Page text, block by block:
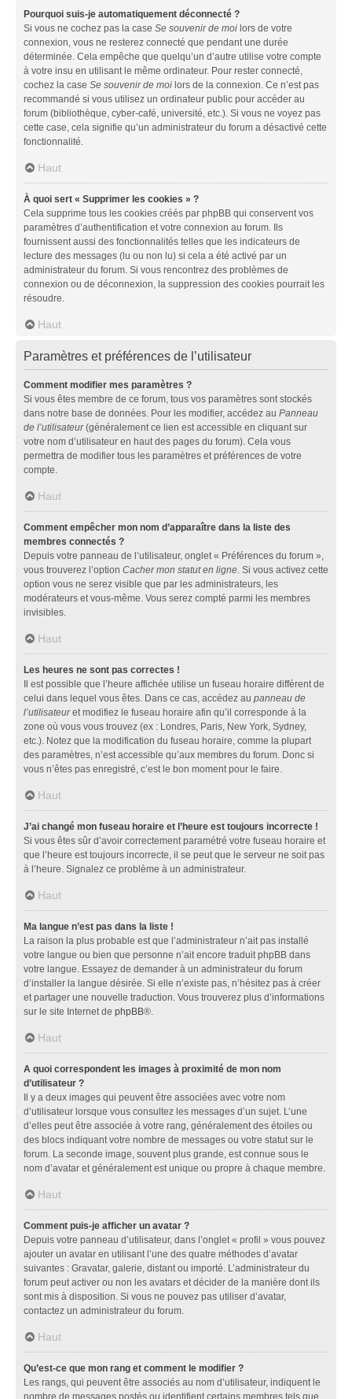
Pourquoi suis-je automatiquement déconnecté ?
Si vous ne cochez pas la case Se souvenir de moi lors de votre
connexion, vous ne resterez connecté que pendant une durée
déterminée. Cela empêche que quelqu’un d’autre utilise votre compte
à votre insu en utilisant le même ordinateur. Pour rester connecté,
cochez la case Se souvenir de moi lors de la connexion. Ce n’est pas
recommandé si vous utilisez un ordinateur public pour accéder au
forum (bibliothèque, cyber-café, université, etc.). Si vous ne voyez pas
cette case, cela signifie qu’un administrateur du forum a désactivé cette
fonctionnalité.
Haut
À quoi sert « Supprimer les cookies » ?
Cela supprime tous les cookies créés par phpBB qui conservent vos
paramètres d’authentification et votre connexion au forum. Ils
fournissent aussi des fonctionnalités telles que les indicateurs de
lecture des messages (lu ou non lu) si cela a été activé par un
administrateur du forum. Si vous rencontrez des problèmes de
connexion ou de déconnexion, la suppression des cookies pourrait les
résoudre.
Haut
Paramètres et préférences de l’utilisateur
Comment modifier mes paramètres ?
Si vous êtes membre de ce forum, tous vos paramètres sont stockés
dans notre base de données. Pour les modifier, accédez au Panneau
de l’utilisateur(généralement ce lien est accessible en cliquant sur
votre nom d’utilisateur en haut des pages du forum). Cela vous
permettra de modifier tous les paramètres et préférences de votre
compte.
Haut
Comment empêcher mon nom d’apparaître dans la liste des
membres connectés ?
Depuis votre panneau de l’utilisateur, onglet « Préférences du forum »,
vous trouverez l’option Cacher mon statut en ligne. Si vous activez cette
option vous ne serez visible que par les administrateurs, les
modérateurs et vous-même. Vous serez compté parmi les membres
invisibles.
Haut
Les heures ne sont pas correctes !
Il est possible que l’heure affichée utilise un fuseau horaire différent de
celui dans lequel vous êtes. Dans ce cas, accédez au panneau de
l’utilisateuret modifiez le fuseau horaire afin qu’il corresponde à la
zone où vous vous trouvez (ex : Londres, Paris, New York, Sydney,
etc.). Notez que la modification du fuseau horaire, comme la plupart
des paramètres, n’est accessible qu’aux membres du forum. Donc si
vous n’êtes pas enregistré, c’est le bon moment pour le faire.
Haut
J’ai changé mon fuseau horaire et l’heure est toujours incorrecte !
Si vous êtes sûr d’avoir correctement paramétré votre fuseau horaire et
que l’heure est toujours incorrecte, il se peut que le serveur ne soit pas
à l’heure. Signalez ce problème à un administrateur.
Haut
Ma langue n’est pas dans la liste !
La raison la plus probable est que l’administrateur n’ait pas installé
votre langue ou bien que personne n’ait encore traduit phpBB dans
votre langue. Essayez de demander à un administrateur du forum
d’installer la langue désirée. Si elle n’existe pas, n’hésitez pas à créer
et partager une nouvelle traduction. Vous trouverez plus d’informations
sur le site Internet de phpBB®.
Haut
A quoi correspondent les images à proximité de mon nom
d’utilisateur ?
Il y a deux images qui peuvent être associées avec votre nom
d’utilisateur lorsque vous consultez les messages d’un sujet. L’une
d’elles peut être associée à votre rang, généralement des étoiles ou
des blocs indiquant votre nombre de messages ou votre statut sur le
forum. La seconde image, souvent plus grande, est connue sous le
nom d’avatar et généralement est unique ou propre à chaque membre.
Haut
Comment puis-je afficher un avatar ?
Depuis votre panneau d’utilisateur, dans l’onglet « profil » vous pouvez
ajouter un avatar en utilisant l’une des quatre méthodes d’avatar
suivantes : Gravatar, galerie, distant ou importé. L’administrateur du
forum peut activer ou non les avatars et décider de la manière dont ils
sont mis à disposition. Si vous ne pouvez pas utiliser d’avatar,
contactez un administrateur du forum.
Haut
Qu’est-ce que mon rang et comment le modifier ?
Les rangs, qui peuvent être associés au nom d’utilisateur, indiquent le
nombre de messages postés ou identifient certains membres tels que